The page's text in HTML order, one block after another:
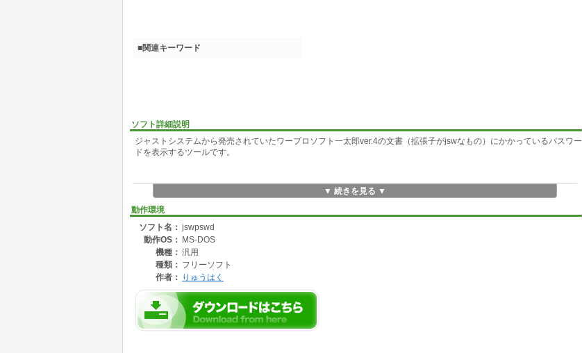
ソフト詳細説明
ジャストシステムから発売されていたワープロソフト一太郎ver.4の文書（拡張子がjswなもの）にかかっているパスワー
ドを表示するツールです。
▼ 続きを見る ▼
動作環境
ソフト名： jswpswd
動作OS： MS-DOS
機種： 汎用
種類： フリーソフト
作者：
りゅうはく
■関連キーワード